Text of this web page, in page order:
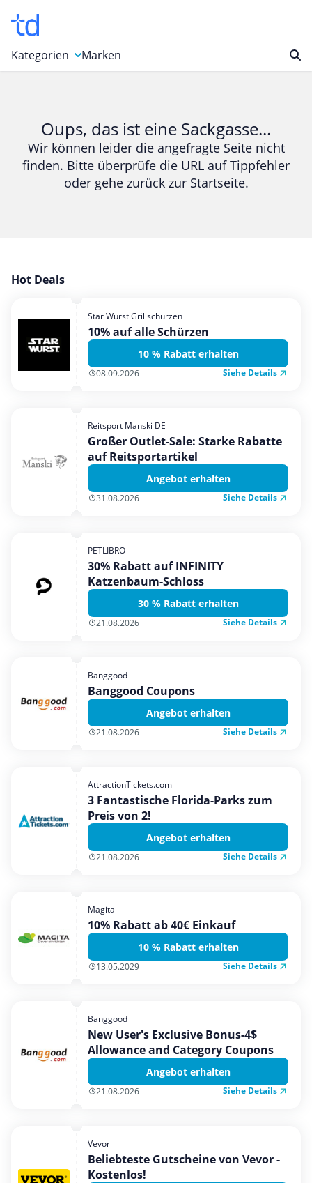
Kategorien
Bücher & Magazine
Computer & Elektronik
Entertainment & Media
Garten, Haushalt & Tiere
Mobilfunk & Internet
Mode & Accessoires
Shopping
Urlaub & Reise
Marken
Oups, das ist eine Sackgasse...
Wir können leider die angefragte Seite nicht
finden. Bitte überprüfe die URL auf Tippfehler
oder gehe zurück zur Startseite.
Hot Deals
Star Wurst Grillschürzen
10% auf alle Schürzen
10 % Rabatt erhalten
08.09.2026 Siehe Details
Reitsport Manski DE
Großer Outlet-Sale: Starke Rabatte
auf Reitsportartikel
Angebot erhalten
31.08.2026 Siehe Details
PETLIBRO
30% Rabatt auf INFINITY
Katzenbaum-Schloss
30 % Rabatt erhalten
21.08.2026 Siehe Details
Banggood
Banggood Coupons
Angebot erhalten
21.08.2026 Siehe Details
AttractionTickets.com
3 Fantastische Florida-Parks zum
Preis von 2!
Angebot erhalten
21.08.2026 Siehe Details
Magita
10% Rabatt ab 40€ Einkauf
10 % Rabatt erhalten
13.05.2029 Siehe Details
Banggood
New User's Exclusive Bonus-4$
Allowance and Category Coupons
Angebot erhalten
21.08.2026 Siehe Details
Vevor
Beliebteste Gutscheine von Vevor -
Kostenlos!